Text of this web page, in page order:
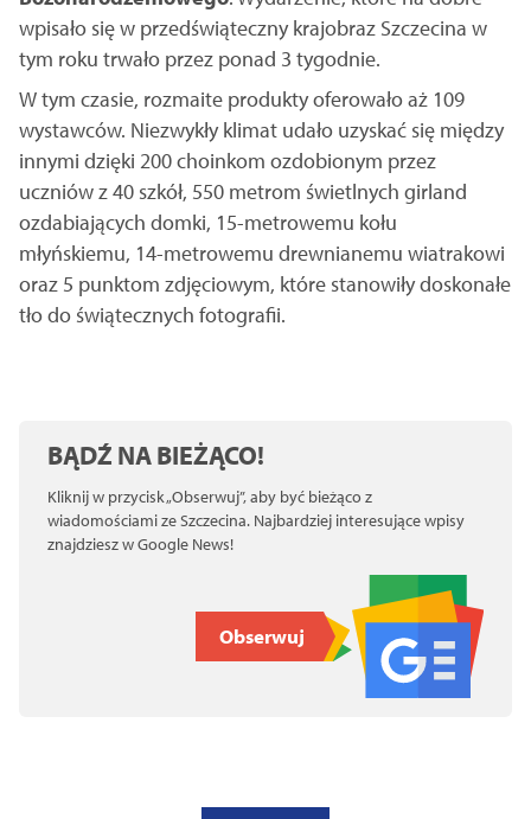
wpisało się w przedświąteczny krajobraz Szczecina w
tym roku trwało przez ponad 3 tygodnie.
W tym czasie, rozmaite produkty oferowało aż 109
wystawców. Niezwykły klimat udało uzyskać się między
innymi dzięki 200 choinkom ozdobionym przez
uczniów z 40 szkół, 550 metrom świetlnych girland
ozdabiających domki, 15-metrowemu kołu
młyńskiemu, 14-metrowemu drewnianemu wiatrakowi
oraz 5 punktom zdjęciowym, które stanowiły doskonałe
tło do świątecznych fotografii.
BĄDŹ NA BIEŻĄCO!
Kliknij w przycisk „Obserwuj”, aby być bieżąco z
wiadomościami ze Szczecina. Najbardziej interesujące wpisy
znajdziesz w Google News!
Obserwuj